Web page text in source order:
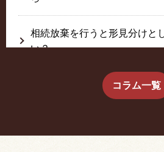
相続放棄を行うと形見分けと
い？
生前に相続放棄すると約束し
コラム一覧